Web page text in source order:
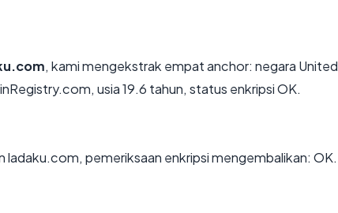
, kami mengekstrak empat anchor: negara United
usia 19.6 tahun, status enkripsi OK.
ladaku.com, pemeriksaan enkripsi mengembalikan: OK.